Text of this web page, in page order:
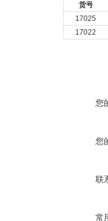
货号
17025
17022
您
您
联
常